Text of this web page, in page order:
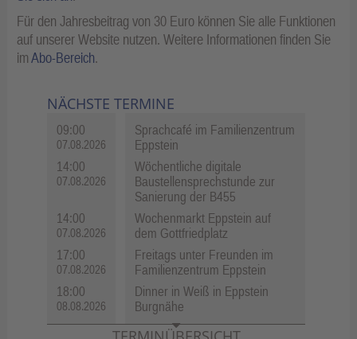
Für den Jahresbeitrag von 30 Euro können Sie alle Funktionen
auf unserer Website nutzen. Weitere Informationen finden Sie
imAbo-Bereich.
NÄCHSTE TERMINE
09:00
07.08.2026
Sprachcafé im Familienzentrum
Eppstein
14:00
07.08.2026
Wöchentliche digitale
Baustellensprechstunde zur
Sanierung der B455
14:00
07.08.2026
Wochenmarkt Eppstein auf
dem Gottfriedplatz
17:00
07.08.2026
Freitags unter Freunden im
Familienzentrum Eppstein
18:00
08.08.2026
Dinner in Weiß in Eppstein
Burgnähe